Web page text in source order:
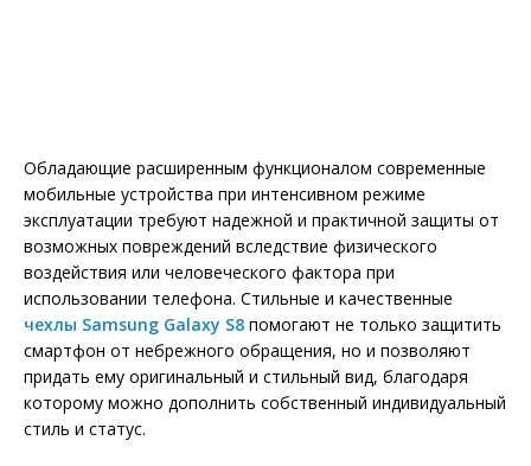
Обладающие расширенным функционалом современные
мобильные устройства при интенсивном режиме
эксплуатации требуют надежной и практичной защиты от
возможных повреждений вследствие физического
воздействия или человеческого фактора при
использовании телефона. Стильные и качественные
чехлы Samsung Galaxy S8 помогают не только защитить
смартфон от небрежного обращения, но и позволяют
придать ему оригинальный и стильный вид, благодаря
которому можно дополнить собственный индивидуальный
стиль и статус.